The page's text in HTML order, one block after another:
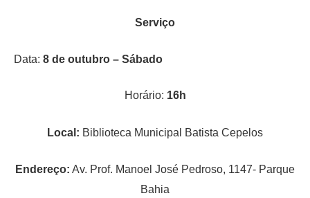
Serviço
Data: 8 de outubro – Sábado
Horário: 16h
Local: Biblioteca Municipal Batista Cepelos
Endereço: Av. Prof. Manoel José Pedroso, 1147- Parque
Bahia